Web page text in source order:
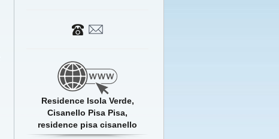
Residence Isola Verde,
Cisanello Pisa Pisa,
residence pisa cisanello